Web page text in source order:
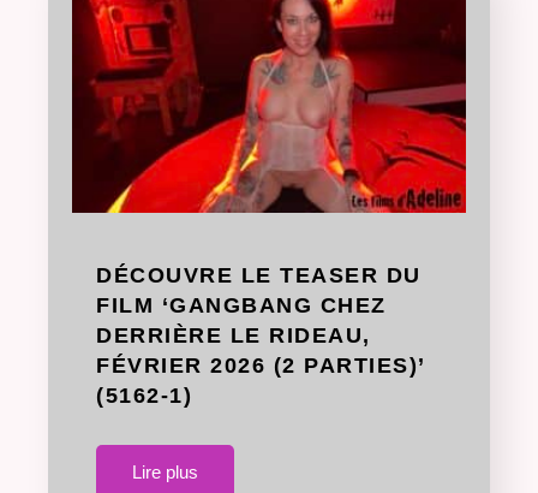
DÉCOUVRE LE TEASER DU
FILM ‘GANGBANG CHEZ
DERRIÈRE LE RIDEAU,
FÉVRIER 2026 (2 PARTIES)’
(5162-1)
Lire plus